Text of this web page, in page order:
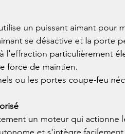
un puissant aimant pour
se désactive et la porte
l'effraction particulièrement
force de maintien.
ou les portes coupe-feu
un moteur qui actionne